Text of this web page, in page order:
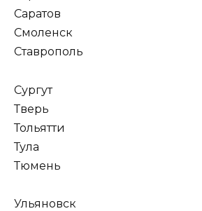
Саратов
Смоленск
Ставрополь
Сургут
Тверь
Тольятти
Тула
Тюмень
Ульяновск